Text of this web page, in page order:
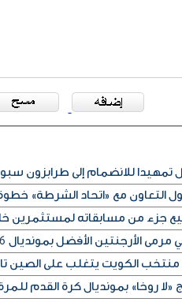
للانضمام إلى طرابزون
التعاون مع «اتحاد الشرطة»
جزء من مسابقاته لمستثمرين
الأرجنتين الأفضل بمونديال 2026
روخا» بمونديال كرة القدم للمرة